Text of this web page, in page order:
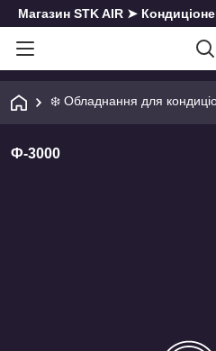
Магазин STK AIR ➤
❄️ Обладнання для
Ф-3000